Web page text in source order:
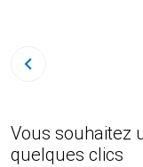
Vous souhaitez
quelques clics